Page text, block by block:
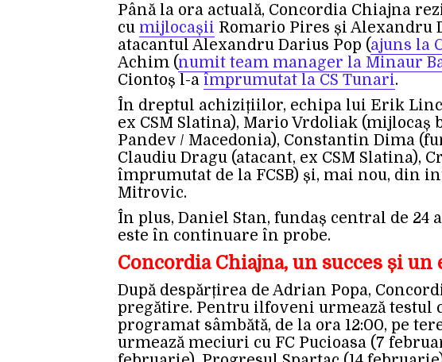
Până la ora actuală, Concordia Chiajna
cu mijlocașii Romario Pires și Alexandru
atacantul Alexandru Darius Pop (ajuns la
Achim (numit team manager la Minaur
Ciontoș l-a împrumutat la CS Tunari.
În dreptul achizițiilor, echipa lui Erik
ex CSM Slatina), Mario Vrdoliak (mijlocaș
Pandev / Macedonia), Constantin Dima
Claudiu Dragu (atacant, ex CSM Slatina),
împrumutat de la FCSB) și, mai nou, din
Mitrovic.
În plus, Daniel Stan, fundaș central de 24
este în continuare în probe.
Concordia Chiajna, un succes și un
După despărțirea de Adrian Popa,
pregătire. Pentru ilfoveni urmează testul
programat sâmbătă, de la ora 12:00, pe
urmează meciuri cu FC Pucioasa (7